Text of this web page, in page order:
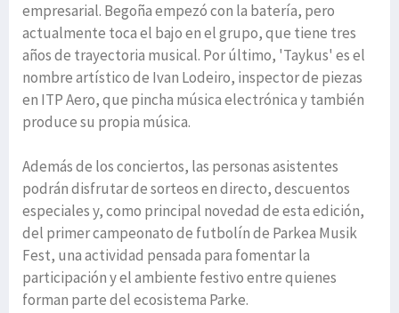
empresarial. Begoña empezó con la batería, pero
actualmente toca el bajo en el grupo, que tiene tres
años de trayectoria musical. Por último, 'Taykus' es el
nombre artístico de Ivan Lodeiro, inspector de piezas
en ITP Aero, que pincha música electrónica y también
produce su propia música.
Además de los conciertos, las personas asistentes
podrán disfrutar de sorteos en directo, descuentos
especiales y, como principal novedad de esta edición,
del primer campeonato de futbolín de Parkea Musik
Fest, una actividad pensada para fomentar la
participación y el ambiente festivo entre quienes
forman parte del ecosistema Parke.